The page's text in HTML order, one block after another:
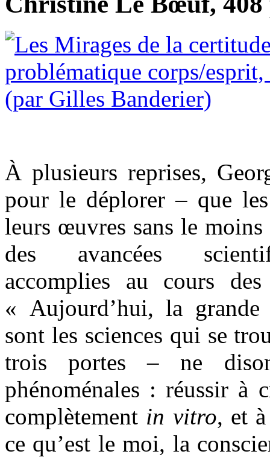
À plusieurs reprises,
pour le déplorer – que
leurs œuvres sans le
des avancées
accomplies au cours
« Aujourd’hui, la grande
sont les sciences qui se
trois portes – ne
phénoménales : réussir à
complètement in vitro, et
ce qu’est le moi, la